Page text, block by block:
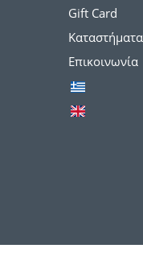
Gift Card
Καταστήματα
Επικοινωνία